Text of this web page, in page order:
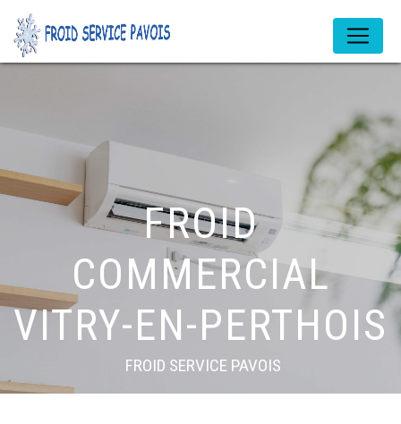
FROID
COMMERCIAL
VITRY-EN-PERTHOIS
FROID SERVICE PAVOIS
Panneau de gestion des cookies